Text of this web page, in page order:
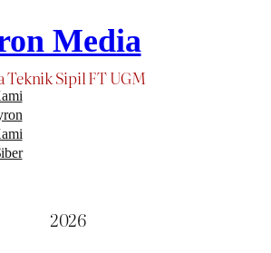
Media
Teknik Sipil FT UGM
2026